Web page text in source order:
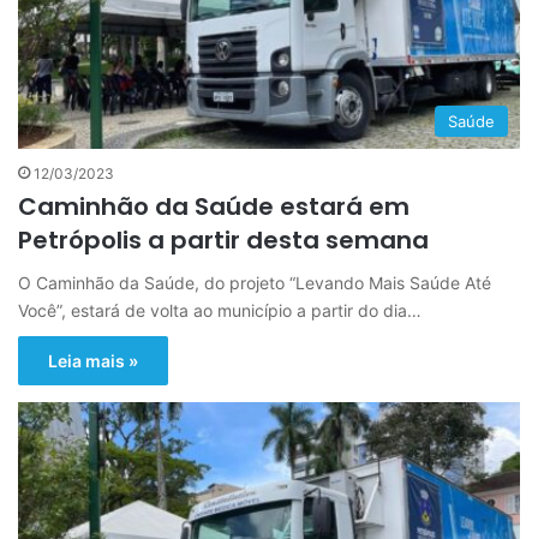
Saúde
12/03/2023
Caminhão da Saúde estará em
Petrópolis a partir desta semana
O Caminhão da Saúde, do projeto “Levando Mais Saúde Até
Você”, estará de volta ao município a partir do dia…
Leia mais »